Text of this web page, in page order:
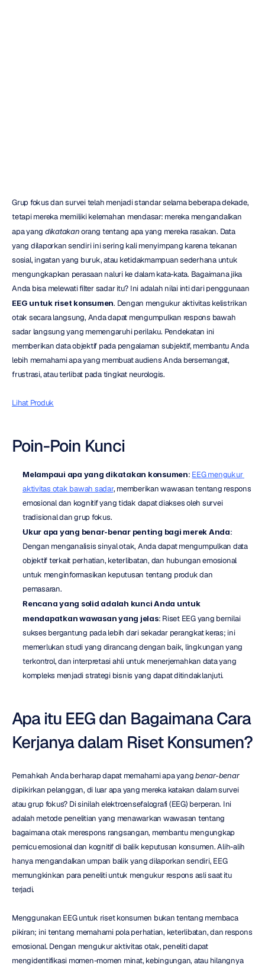
Grup fokus dan survei telah menjadi standar selama beberapa dekade,
tetapi mereka memiliki kelemahan mendasar: mereka mengandalkan
apa yang dikatakan orang tentang apa yang mereka rasakan. Data
yang dilaporkan sendiri ini sering kali menyimpang karena tekanan
sosial, ingatan yang buruk, atau ketidakmampuan sederhana untuk
mengungkapkan perasaan naluri ke dalam kata-kata. Bagaimana jika
EEG untuk riset konsumen. Dengan mengukur aktivitas kelistrikan
otak secara langsung, Anda dapat mengumpulkan respons bawah
sadar langsung yang memengaruhi perilaku. Pendekatan ini
memberikan data objektif pada pengalaman subjektif, membantu Anda
lebih memahami apa yang membuat audiens Anda bersemangat,
frustrasi, atau terlibat pada tingkat neurologis.
Lihat Produk
Poin-Poin Kunci
Melampaui apa yang dikatakan konsumen: EEG mengukur
aktivitas otak bawah sadar, memberikan wawasan tentang respons
emosional dan kognitif yang tidak dapat diakses oleh survei
tradisional dan grup fokus.
Ukur apa yang benar-benar penting bagi merek Anda:
Dengan menganalisis sinyal otak, Anda dapat mengumpulkan data
objektif terkait perhatian, keterlibatan, dan hubungan emosional
untuk menginformasikan keputusan tentang produk dan
pemasaran.
Rencana yang solid adalah kunci Anda untuk
mendapatkan wawasan yang jelas: Riset EEG yang bernilai
sukses bergantung pada lebih dari sekadar perangkat keras; ini
memerlukan studi yang dirancang dengan baik, lingkungan yang
terkontrol, dan interpretasi ahli untuk menerjemahkan data yang
kompleks menjadi strategi bisnis yang dapat ditindaklanjuti.
Apa itu EEG dan Bagaimana Cara
Kerjanya dalam Riset Konsumen?
Pernahkah Anda berharap dapat memahami apa yang benar-benar
dipikirkan pelanggan, di luar apa yang mereka katakan dalam survei
atau grup fokus? Di sinilah elektroensefalografi (EEG) berperan. Ini
adalah metode penelitian yang menawarkan wawasan tentang
bagaimana otak merespons rangsangan, membantu mengungkap
pemicu emosional dan kognitif di balik keputusan konsumen. Alih-alih
hanya mengandalkan umpan balik yang dilaporkan sendiri, EEG
memungkinkan para peneliti untuk mengukur respons asli saat itu
terjadi.
Menggunakan EEG untuk riset konsumen bukan tentang membaca
pikiran; ini tentang memahami pola perhatian, keterlibatan, dan respons
emosional. Dengan mengukur aktivitas otak, peneliti dapat
mengidentifikasi momen-momen minat, kebingungan, atau hilangnya